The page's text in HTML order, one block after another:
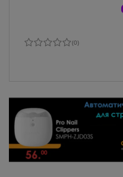
(0)